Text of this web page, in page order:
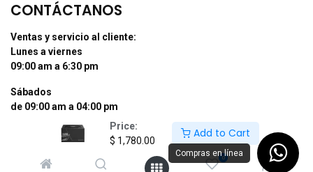
Price:
$ 1,780.00
Add to Cart
0
CONTÁCTANOS
Ventas y servicio al cliente:
Lunes a viernes
09:00 am a 6:30 pm
Sábados
de 09:00 am a 04:00 pm
Tel: (55) 50255181 Ext. 800 y 812
Whatsapp +52 56 10704437
Compras en línea